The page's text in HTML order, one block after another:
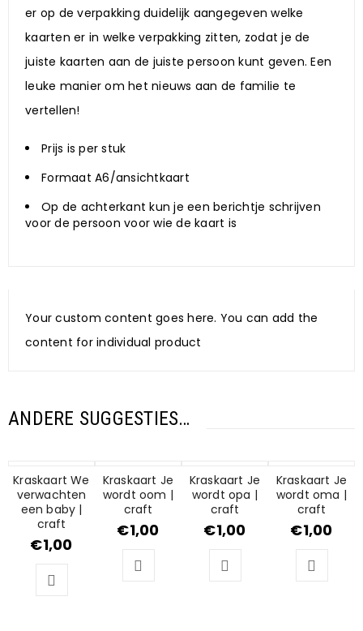
er op de verpakking duidelijk aangegeven welke
kaarten er in welke verpakking zitten, zodat je de
juiste kaarten aan de juiste persoon kunt geven. Een
leuke manier om het nieuws aan de familie te
vertellen!
Prijs is per stuk
Formaat A6/ansichtkaart
Op de achterkant kun je een berichtje schrijven
voor de persoon voor wie de kaart is
Your custom content goes here. You can add the
content for individual product
ANDERE SUGGESTIES…
Kraskaart We
verwachten
een baby |
craft
€1,00
Kraskaart Je
wordt oom |
craft
€1,00
Kraskaart Je
wordt opa |
craft
€1,00
Kraskaart Je
wordt oma |
craft
€1,00